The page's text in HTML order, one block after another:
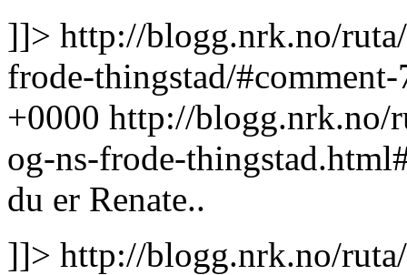
]]> http://blogg.nrk.no/
frode-thingstad/
+0000 http://blogg.nrk.no/
og-ns-frode-
du er Renate..
]]> http://blogg.nrk.no/